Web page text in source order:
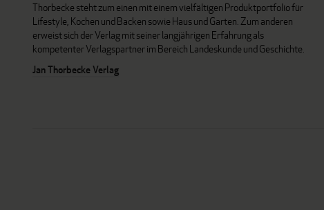
Thorbecke steht zum einen mit einem vielfältigen Produktportfolio für
Lifestyle, Kochen und Backen sowie Haus und Garten. Zum anderen
erweist sich der Verlag mit seiner langjährigen Erfahrung als
kompetenter Verlagspartner im Bereich Landeskunde und Geschichte.
Jan Thorbecke Verlag